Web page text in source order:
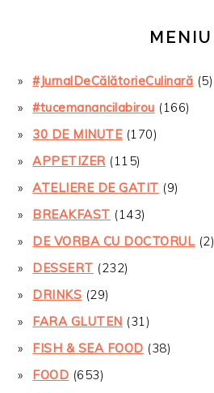
MENIU
#JurnalDeCălătorieCulinară (5)
#tucemanancilabirou (166)
30 DE MINUTE(170)
APPETIZER(115)
ATELIERE DE GATIT (9)
BREAKFAST (143)
DE VORBA CU DOCTORUL (2)
DESSERT (232)
DRINKS (29)
FARA GLUTEN (31)
FISH & SEA FOOD (38)
FOOD (653)